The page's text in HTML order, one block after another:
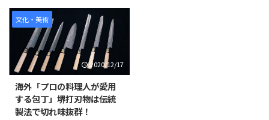
いつも通り、日本の”ものつく
り”はいちばんだね。 コメントが
かっこいいね。普通に使って ...
作られた日本刀の刀工のひとつ
で、その一派を月山流（がっさん
りゅう）と呼ぶ。特に江戸時代か
ら室町時代に、月山の銘を刻んだ
刀剣は実用性の高さと綾杉肌（あ
やすぎはだ）の美しさの両面から
全国的に広まった。 しかしその
後、時の流れとともに一度は途絶
えることとなる。幕末になると、
一門の弥八郎貞吉（やはちろう
文化・美術
2020/12/17
海外「プロの料理人が愛用
する包丁」堺打刃物は伝統
製法で切れ味抜群！